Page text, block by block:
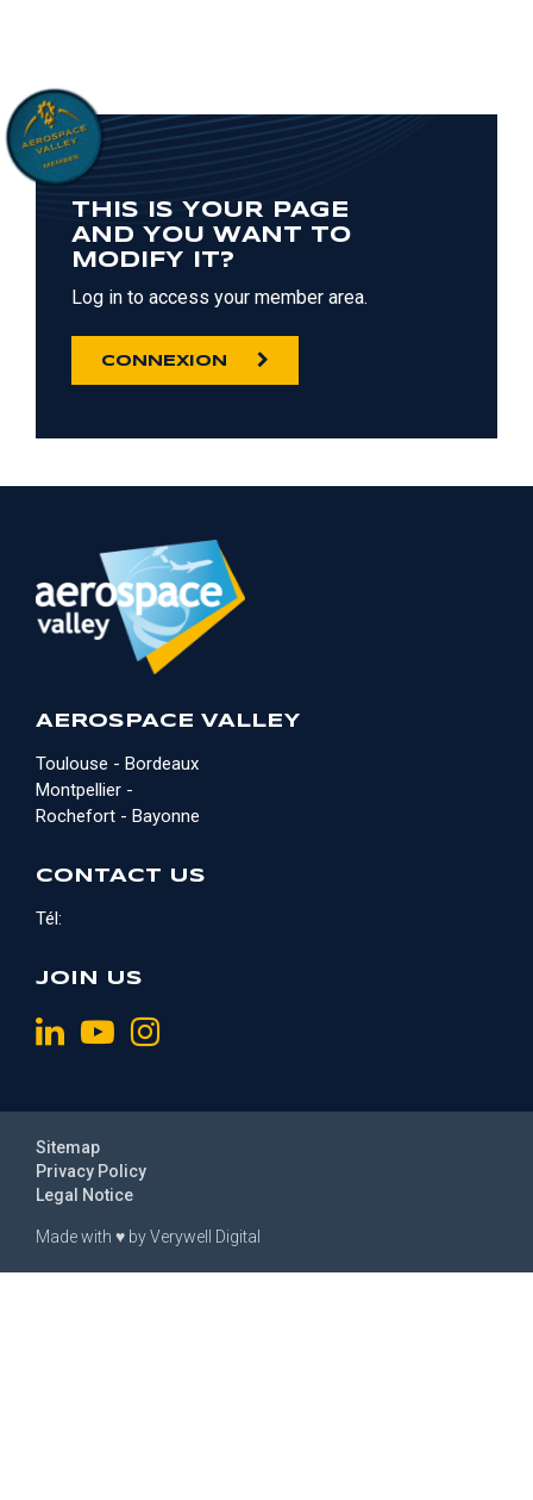
THIS IS YOUR PAGE
AND YOU WANT TO
MODIFY IT?
Log in to access your member area.
CONNEXION
AEROSPACE VALLEY
Toulouse - Bordeaux
Montpellier -
Rochefort - Bayonne
CONTACT US
Tél:
JOIN US
Made with ♥ byVerywell Digital
Legal Notice
Privacy Policy
Sitemap